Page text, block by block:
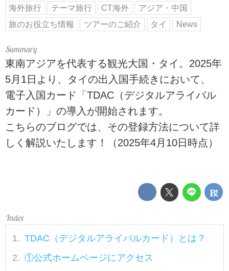
海外旅行 テーマ旅行 CT海外
アジア・中国
旅のお役立ち情報
ツアーのご紹介 タイ News
東南アジアを代表する観光大国・タイ。2025年
5月1日より、タイの出入国手続きにおいて、
電子入国カード「TDAC（デジタルアライバル
カード）」の導入が開始されます。
こちらのブログでは、その登録方法について詳
しく解説いたします！（2025年4月10日時点）
TDAC（デジタルアライバルカード）とは？
①公式ホームページにアクセス